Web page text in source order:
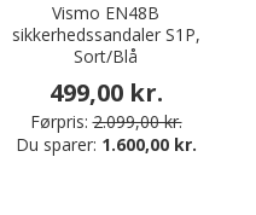
Vismo EN48B
sikkerhedssandaler S1P,
Sort/Blå
499,00 kr.
Førpris: 2.099,00 kr.
Du sparer: 1.600,00 kr.